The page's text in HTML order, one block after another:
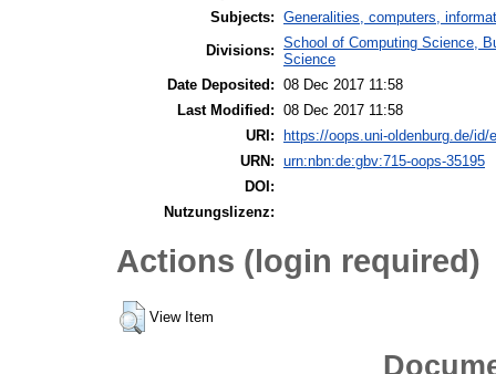
Subjects: Generalities, computers,
Divisions: School of Computing Science,
Science
Date Deposited: 08 Dec 2017 11:58
Last Modified: 08 Dec 2017 11:58
URI:
https://oops.uni-oldenburg.de/id/
URN: urn:nbn:de:gbv:715-oops-35195
DOI:
Nutzungslizenz:
Actions (login required)
View Item